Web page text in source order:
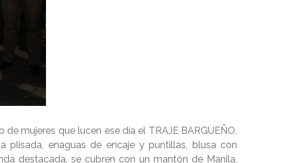
mujeres que lucen ese día el TRAJE BARGUEÑO,
plisada, enaguas de encaje y puntillas, blusa con
destacada, se cubren con un mantón de Manila,